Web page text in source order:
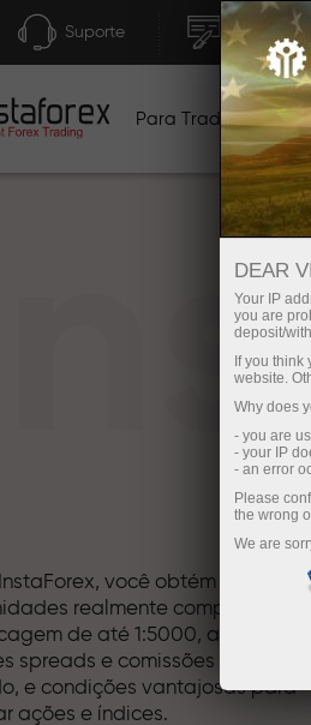
Suporte Abertura
Para Traders
você obtém acesso a
realmente competitivas:
de até 1:5000, alguns dos
spreads e comissões do
e condições vantajosas para
ações e índices.
DEAR
Your IP
you are
deposit/
If you
website.
Why does
- you are
- your IP
- an error
Please
the wrong
We are